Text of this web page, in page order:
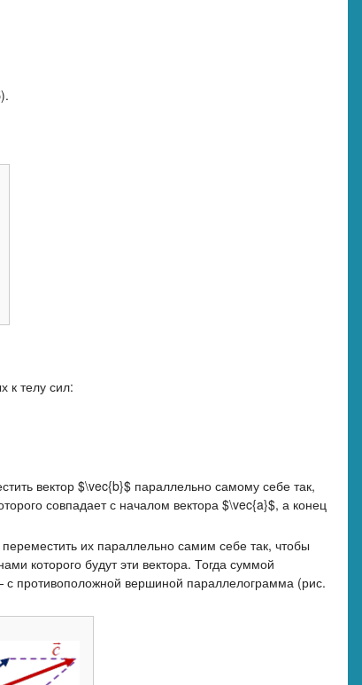
к телу сил:
вектор $\vec{b}$ параллельно самому себе так,
совпадает с началом вектора $\vec{a}$, а конец
их параллельно самим себе так, чтобы
которого будут эти вектора. Тогда суммой
с противоположной вершиной параллелограмма (рис.